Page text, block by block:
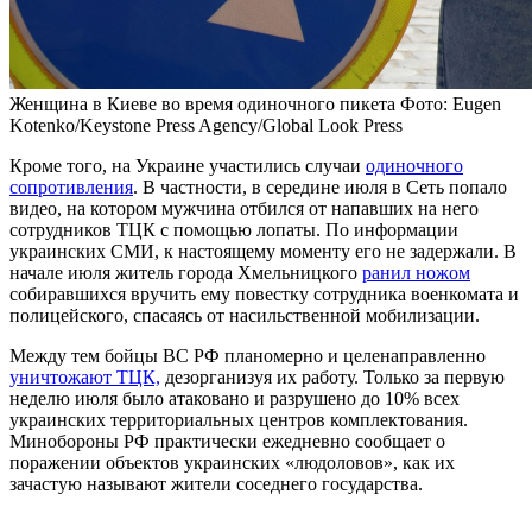
Женщина в Киеве во время одиночного пикета Фото: Eugen
Kotenko/Keystone Press Agency/Global Look Press
Кроме того, на Украине участились случаи одиночного
сопротивления. В частности, в середине июля в Сеть попало
видео, на котором мужчина отбился от напавших на него
сотрудников ТЦК с помощью лопаты. По информации
украинских СМИ, к настоящему моменту его не задержали. В
начале июля житель города Хмельницкого ранил ножом
собиравшихся вручить ему повестку сотрудника военкомата и
полицейского, спасаясь от насильственной мобилизации.
Между тем бойцы ВС РФ планомерно и целенаправленно
уничтожают ТЦК, дезорганизуя их работу. Только за первую
неделю июля было атаковано и разрушено до 10% всех
украинских территориальных центров комплектования.
Минобороны РФ практически ежедневно сообщает о
поражении объектов украинских «людоловов», как их
зачастую называют жители соседнего государства.